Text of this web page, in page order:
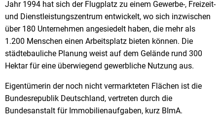
Jahr 1994 hat sich der Flugplatz zu einem Gewerbe-, Freizeit-
und Dienstleistungszentrum entwickelt, wo sich inzwischen
über 180 Unternehmen angesiedelt haben, die mehr als
1.200 Menschen einen Arbeitsplatz bieten können. Die
städtebauliche Planung weist auf dem Gelände rund 300
Hektar für eine überwiegend gewerbliche Nutzung aus.
Eigentümerin der noch nicht vermarkteten Flächen ist die
Bundesrepublik Deutschland, vertreten durch die
Bundesanstalt für Immobilienaufgaben, kurz BImA.